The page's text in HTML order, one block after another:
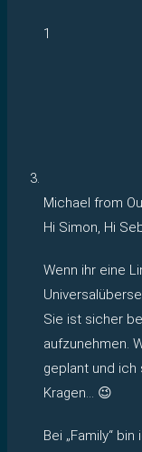
1
Michael from
Hi Simon, Hi
Wenn ihr eine
Sie ist sicher
aufzunehmen.
geplant und
Kragen… 😉
Bei „Family“